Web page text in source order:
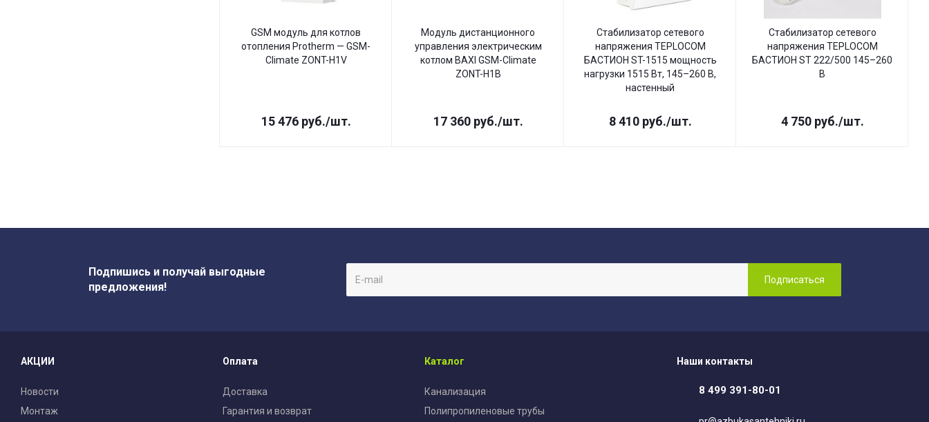
GSM модуль для котлов
отопления Protherm — GSM-
Climate ZONT-H1V
15 476руб./шт.
Модуль дистанционного
управления электрическим
котлом BAXI GSM-Climate
ZONT-H1B
17 360руб./шт.
Стабилизатор сетевого
напряжения TEPLOCOM
БАСТИОН ST-1515 мощность
нагрузки 1515 Вт, 145–260 В,
настенный
8 410руб./шт.
Стабилизатор сетевого
напряжения TEPLOCOM
БАСТИОН ST 222/500 145–260
В
4 750руб./шт.
Подпишись и получай выгодные
предложения!
АКЦИИ
Новости
Монтаж
Оплата
Доставка
Гарантия и возврат
Каталог
Канализация
Полипропиленовые трубы
Наши контакты
8 499 391-80-01